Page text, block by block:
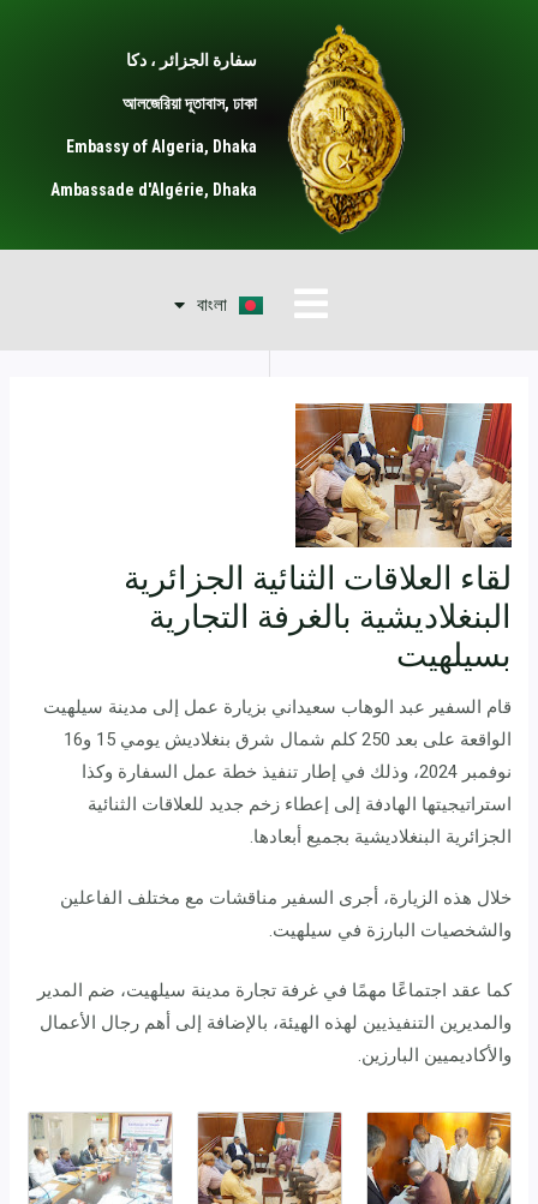
سفارة الجزائر ، دكا
আলজেরিয়া দূতাবাস, ঢাকা
Embassy of Algeria, Dhaka
Ambassade d'Algérie, Dhaka
القائمة
বাংলা
English
لقاء العلاقات الثنائية الجزائرية
البنغلاديشية بالغرفة التجارية
بسيلهيت
قام السفير عبد الوهاب سعيداني بزيارة عمل إلى مدينة سيلهيت
الواقعة على بعد 250 كلم شمال شرق بنغلاديش يومي 15 و16
نوفمبر 2024، وذلك في إطار تنفيذ خطة عمل السفارة وكذا
استراتيجيتها الهادفة إلى إعطاء زخم جديد للعلاقات الثنائية
الجزائرية البنغلاديشية بجميع أبعادها.
خلال هذه الزيارة، أجرى السفير مناقشات مع مختلف الفاعلين
والشخصيات البارزة في سيلهيت.
كما عقد اجتماعًا مهمًا في غرفة تجارة مدينة سيلهيت، ضم المدير
والمديرين التنفيذيين لهذه الهيئة، بالإضافة إلى أهم رجال الأعمال
والأكاديميين البارزين.